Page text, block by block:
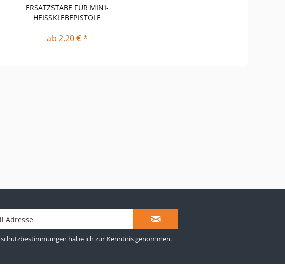
ERSATZSTÄBE FÜR MINI-
HEISSKLEBEPISTOLE
ab 2,20 € *
habe ich zur Kenntnis genommen.